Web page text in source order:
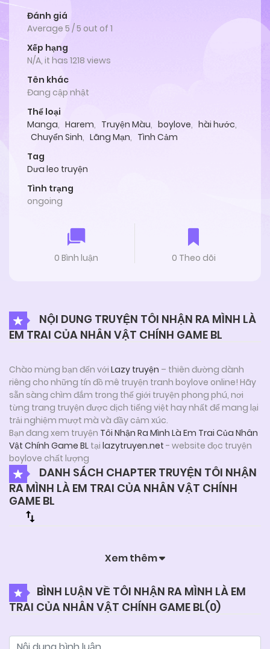
Đánh giá
Average 5 /5 out of 1
Xếp hạng
N/A, it has 1218 views
Tên khác
Đang cập nhật
Thể loại
Manga, Harem, Truyện Màu, boylove, hài hước,
Chuyển Sinh, Lãng Mạn, Tình Cảm
Tag
Dưa leo truyện
Tình trạng
ongoing
0 Bình luận 0 Theo dõi
NỘI DUNG TRUYỆN TÔI NHẬN RA MÌNH LÀ
EM TRAI CỦA NHÂN VẬT CHÍNH GAME BL
Chào mừng bạn đến với Lazy truyện – thiên đường dành
riêng cho những tín đồ mê truyện tranh boylove online! Hãy
sẵn sàng chìm đắm trong thế giới truyện phong phú, nơi
từng trang truyện được dịch tiếng việt hay nhất để mang lại
trải nghiệm mượt mà và đầy cảm xúc.
Bạn đang xem truyện Tôi Nhận Ra Mình Là Em Trai Của Nhân
Vật Chính Game BL tại lazytruyen.net - website đọc truyện
boylove chất lượng
DANH SÁCH CHAPTER TRUYỆN TÔI NHẬN
RA MÌNH LÀ EM TRAI CỦA NHÂN VẬT CHÍNH
GAME BL
Xem thêm
BÌNH LUẬN VỀ TÔI NHẬN RA MÌNH LÀ EM
TRAI CỦA NHÂN VẬT CHÍNH GAME BL(0)